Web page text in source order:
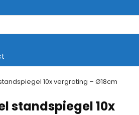
10x vergroting – Ø18cm
standspiegel 10x